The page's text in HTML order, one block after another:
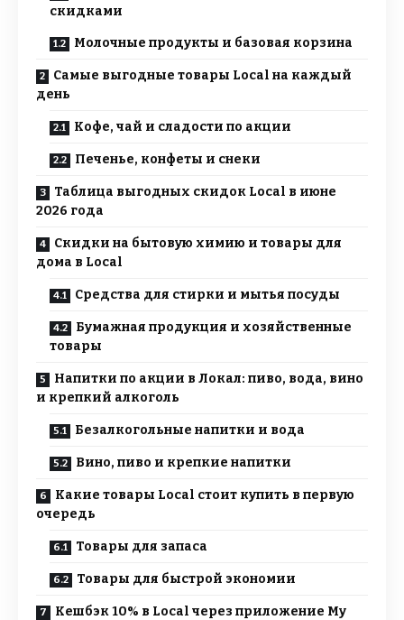
скидками
Молочные продукты и базовая корзина
Самые выгодные товары Local на каждый
день
Кофе, чай и сладости по акции
Печенье, конфеты и снеки
Таблица выгодных скидок Local в июне
2026 года
Скидки на бытовую химию и товары для
дома в Local
Средства для стирки и мытья посуды
Бумажная продукция и хозяйственные
товары
Напитки по акции в Локал: пиво, вода, вино
и крепкий алкоголь
Безалкогольные напитки и вода
Вино, пиво и крепкие напитки
Какие товары Local стоит купить в первую
очередь
Товары для запаса
Товары для быстрой экономии
Кешбэк 10% в Local через приложение My